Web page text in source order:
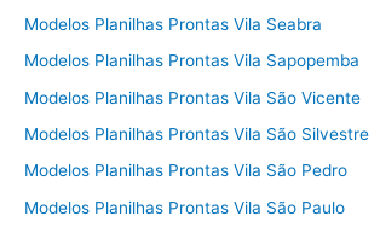
Modelos Planilhas Prontas Vila Seabra
Modelos Planilhas Prontas Vila Sapopemba
Modelos Planilhas Prontas Vila São Vicente
Modelos Planilhas Prontas Vila São Silvestre
Modelos Planilhas Prontas Vila São Pedro
Modelos Planilhas Prontas Vila São Paulo